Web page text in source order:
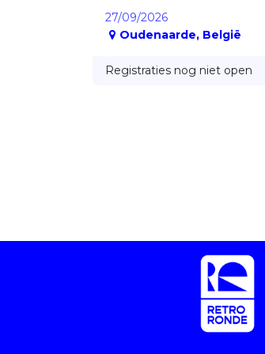
27/09/2026
Oudenaarde, België
Registraties nog niet open